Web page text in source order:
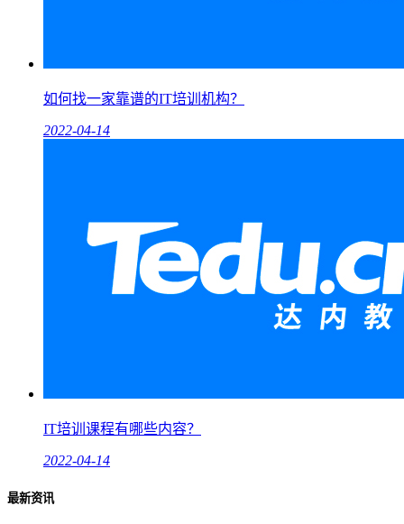
如何找一家靠谱的IT培训机构？
2022-04-14
IT培训课程有哪些内容？
2022-04-14
最新资讯